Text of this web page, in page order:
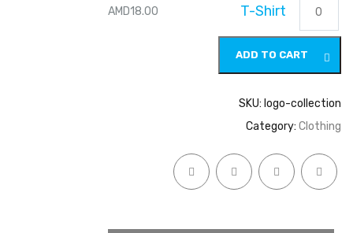
Shirt
quantity
T-Shirt
AMD18.00
ADD TO CART
SKU: logo-collection
Category: Clothing